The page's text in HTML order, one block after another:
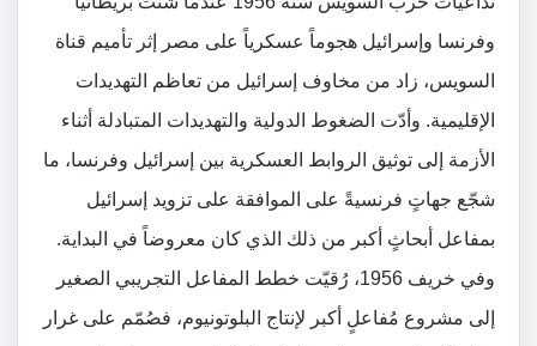
وفرنسا وإسرائيل هجوماً عسكرياً على مصر إثر تأميم قناة
السويس، زاد من مخاوف إسرائيل من تعاظم التهديدات
الإقليمية. وأدّت الضغوط الدولية والتهديدات المتبادلة أثناء
الأزمة إلى توثيق الروابط العسكرية بين إسرائيل وفرنسا، ما
شجّع جهاتٍ فرنسيةً على الموافقة على تزويد إسرائيل
بمفاعل أبحاثٍ أكبر من ذلك الذي كان معروضاً في البداية.
وفي خريف 1956، رُقيّت خطط المفاعل التجريبي الصغير
إلى مشروع مُفاعلٍ أكبر لإنتاج البلوتونيوم، فصُمّم على غرار